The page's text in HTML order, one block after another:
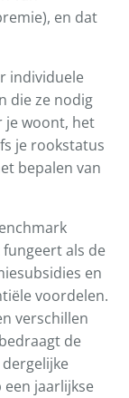
en dat
individuele
die ze nodig
je woont, het
je rookstatus
bepalen van
als de
en
voordelen.
verschillen
de
jaarlijkse